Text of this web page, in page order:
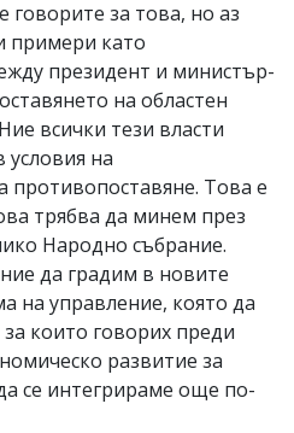
говорите за това, но аз
примери като
президент и министър-
на областен
всички тези власти
условия на
противопоставяне. Това е
трябва да минем през
Народно събрание.
да градим в новите
на управление, която да
които говорих преди
развитие за
се интегрираме още по-